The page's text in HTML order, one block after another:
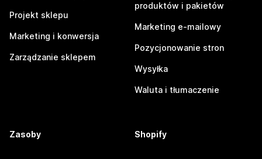
Projekt sklepu
Marketing i konwersja
Zarządzanie sklepem
produktów i pakietów
Marketing e-mailowy
Pozycjonowanie stron
Wysyłka
Waluta i tłumaczenie
Zasoby Shopify